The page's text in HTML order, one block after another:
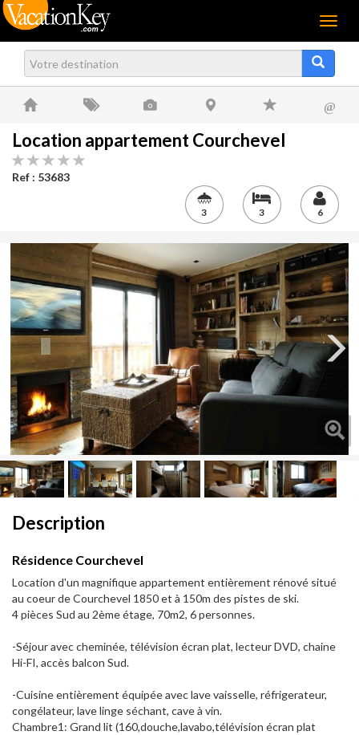
Menu
@
Location appartement Courchevel
Ref : 53683
3 3 6
Description
Résidence Courchevel
Location d'un magnifique appartement entièrement rénové situé
au coeur de Courchevel 1850 et à 150m des pistes de ski.
4 pièces Sud au 2ème étage, 70m2, 6 personnes.
-Séjour avec cheminée, télévision écran plat, lecteur DVD, chaine
Hi-FI, accès balcon Sud.
-Cuisine entièrement équipée avec lave vaisselle, réfrigerateur,
congélateur, lave linge séchant, cave à vin.
Chambre1: Grand lit (160,douche,lavabo,télévision écran plat